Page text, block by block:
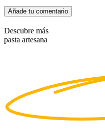
Añade tu comentario
Descubre más
pasta artesana